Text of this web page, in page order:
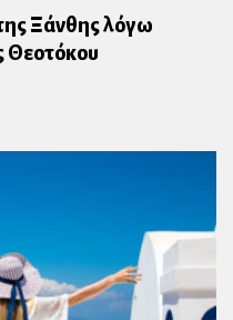
Ξάνθης λόγω
Θεοτόκου